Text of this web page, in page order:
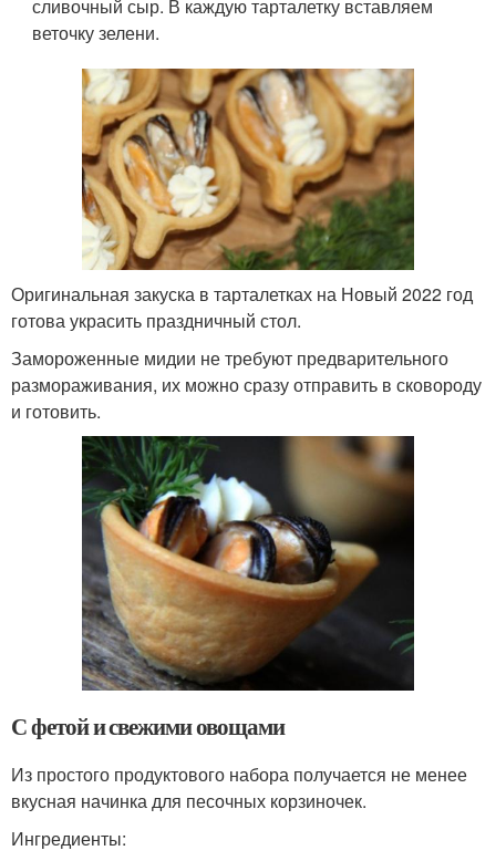
сливочный сыр. В каждую тарталетку вставляем
веточку зелени.
Оригинальная закуска в тарталетках на Новый 2022 год
готова украсить праздничный стол.
Замороженные мидии не требуют предварительного
размораживания, их можно сразу отправить в сковороду
и готовить.
С фетой и свежими овощами
Из простого продуктового набора получается не менее
вкусная начинка для песочных корзиночек.
Ингредиенты: